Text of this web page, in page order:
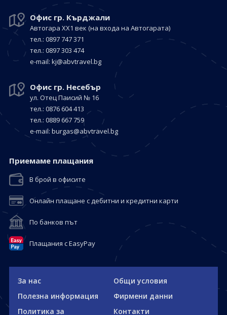
Офис гр. Кърджали
Автогара ХХ1 век (на входа на Автогарата)
тел.: 0897 747 371
тел.: 0897 303 474
е-mail: kj@abvtravel.bg
Офис гр. Несебър
ул. Отец Паисий № 16
тел.: 0876 604 413
тел.: 0889 667 759
е-mail: burgas@abvtravel.bg
Приемaме плащания
В брой в офисите
Онлайн плащане с дебитни и кредитни карти
По банков път
Плащания с EasyPay
За нас
Общи условия
Полезна информация
Фирмени данни
Политика за
Контакти